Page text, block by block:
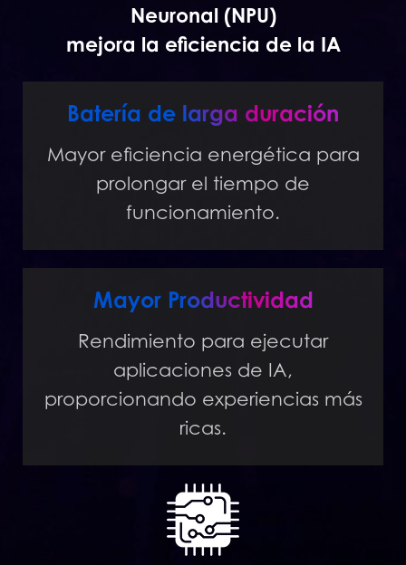
Neuronal (NPU)
mejora la eficiencia de la IA
Batería de larga duración
Mayor eficiencia energética para
prolongar el tiempo de
funcionamiento.
Mayor Productividad
Rendimiento para ejecutar
aplicaciones de IA,
proporcionando experiencias más
ricas.